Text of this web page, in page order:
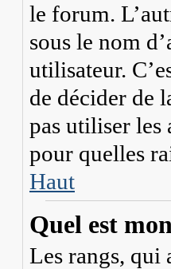
le forum.
sous le nom
utilisateur.
de décider de
pas utiliser les
pour quelles
Haut
Quel est
Les rangs, qui